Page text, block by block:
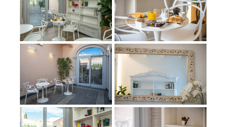
Strände
Golf
Fähren
Galerie
Kontakt
Urlaub Angebote